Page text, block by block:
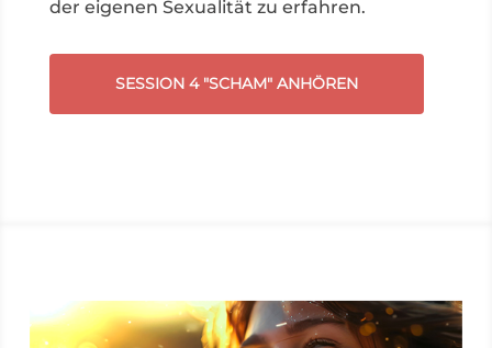
der eigenen Sexualität zu erfahren.
SESSION 4 "SCHAM" ANHÖREN